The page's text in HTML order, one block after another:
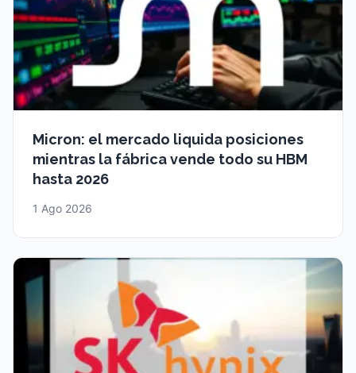
Micron: el mercado liquida posiciones
mientras la fábrica vende todo su HBM
hasta 2026
1 Ago 2026